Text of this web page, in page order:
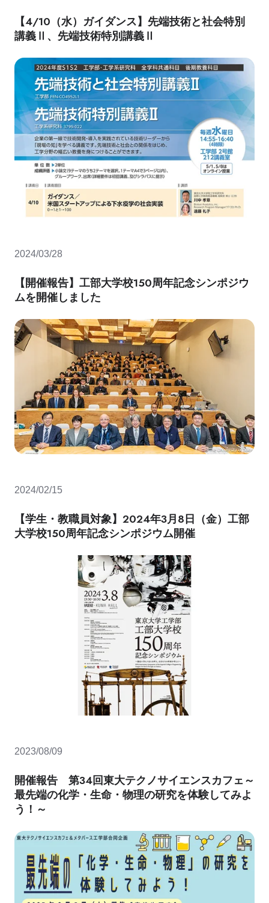
【4/10（水）ガイダンス】先端技術と社会特別
講義Ⅱ、先端技術特別講義Ⅱ
2024/03/28
【開催報告】工部大学校150周年記念シンポジウ
ムを開催しました
2024/02/15
【学生・教職員対象】2024年3月8日（金）工部
大学校150周年記念シンポジウム開催
2023/08/09
開催報告 第34回東大テクノサイエンスカフェ～
最先端の化学・生命・物理の研究を体験してみよ
う！～